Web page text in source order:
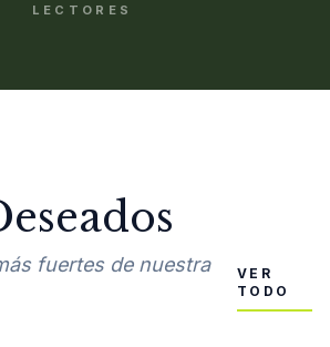
LECTORES
fuertes de nuestra
VER
TODO